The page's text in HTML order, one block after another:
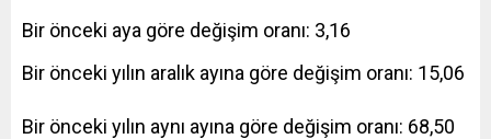
Bir önceki aya göre değişim oranı: 3,16
Bir önceki yılın aralık ayına göre değişim oranı: 15,06
Bir önceki yılın aynı ayına göre değişim oranı: 68,50